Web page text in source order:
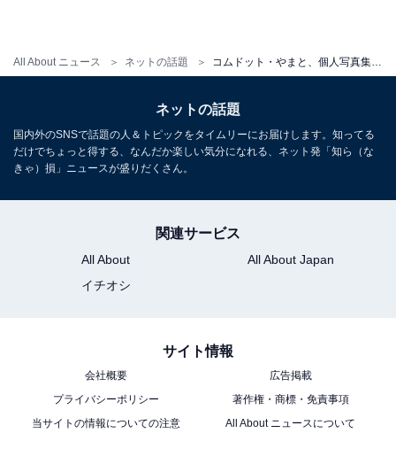
All About ニュース ネットの話題
ネットの話題
国内外のSNSで話題の人＆トピックをタイムリーにお届けします。知ってる
だけでちょっと得する、なんだか楽しい気分になれる、ネット発「知ら（な
きゃ）損」ニュースが盛りだくさん。
関連サービス
All About
All About Japan
イチオシ
サイト情報
会社概要
広告掲載
プライバシーポリシー
著作権・商標・免責事項
当サイトの情報についての注意
All About ニュースについて